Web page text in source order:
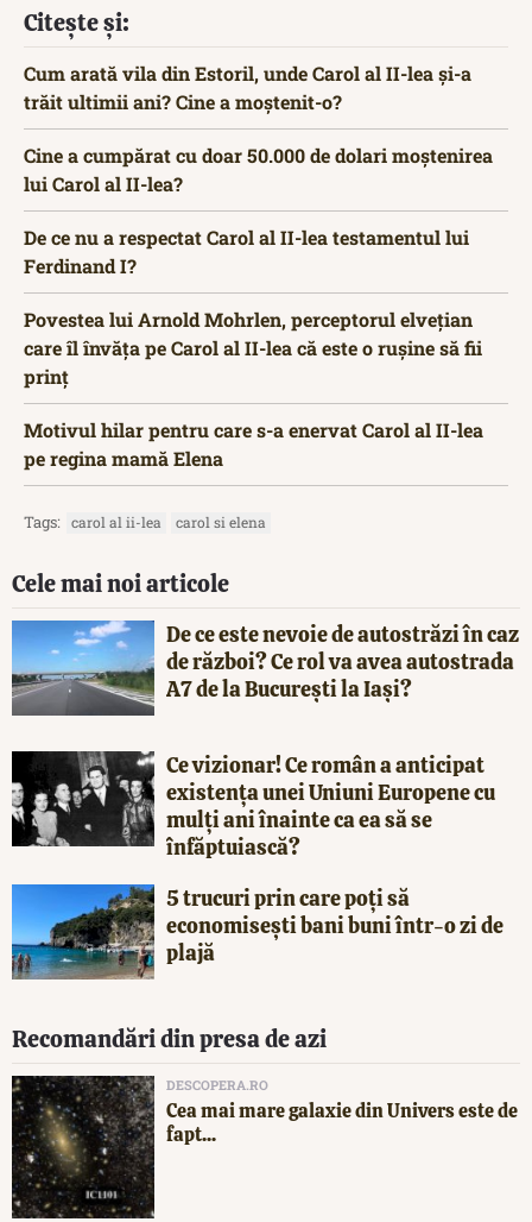
Citește și:
Cum arată vila din Estoril, unde Carol al II-lea și-a
trăit ultimii ani? Cine a moștenit-o?
Cine a cumpărat cu doar 50.000 de dolari moștenirea
lui Carol al II-lea?
De ce nu a respectat Carol al II-lea testamentul lui
Ferdinand I?
Povestea lui Arnold Mohrlen, perceptorul elvețian
care îl învăța pe Carol al II-lea că este o rușine să fii
prinț
Motivul hilar pentru care s-a enervat Carol al II-lea
pe regina mamă Elena
Tags: carol al ii-lea carol si elena
Cele mai noi articole
De ce este nevoie de autostrăzi în caz
de război? Ce rol va avea autostrada
A7 de la București la Iași?
Ce vizionar! Ce român a anticipat
existența unei Uniuni Europene cu
mulți ani înainte ca ea să se
înfăptuiască?
5 trucuri prin care poți să
economisești bani buni într-o zi de
plajă
Recomandări din presa de azi
DESCOPERA.RO
Cea mai mare galaxie din Univers este de
fapt...